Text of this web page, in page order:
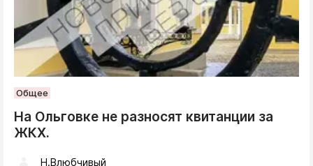
Общее
На Ольговке не разносят квитанции за
ЖКХ.
Н.Влюбчивый